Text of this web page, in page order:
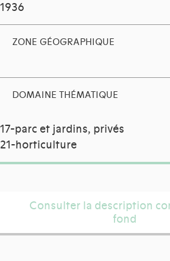
1936
ZONE GÉOGRAPHIQUE
DOMAINE THÉMATIQUE
17-parc et jardins, privés
21-horticulture
Consulter la description
fond